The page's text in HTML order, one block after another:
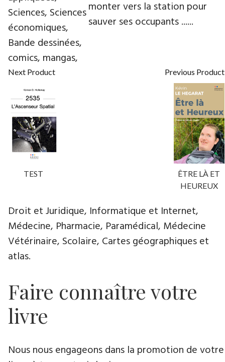
monter vers la station pour
sauver ses occupants ......
Next Product
TEST
Previous Product
ÊTRE LÀ ET
HEUREUX
Sciences, Sciences
économiques,
Bande dessinées,
comics, mangas,
Droit et Juridique, Informatique et Internet,
Médecine, Pharmacie, Paramédical, Médecine
Vétérinaire, Scolaire, Cartes géographiques et
atlas.
Faire connaître votre
livre
Nous nous engageons dans la promotion de votre